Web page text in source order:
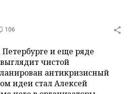
106
и еще ряде
чистой
антикризисный
идеи стал Алексей